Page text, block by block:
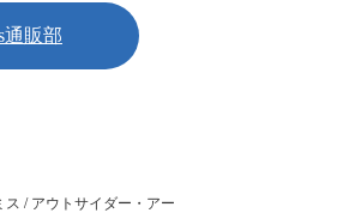
ス / アウトサイダー・アー